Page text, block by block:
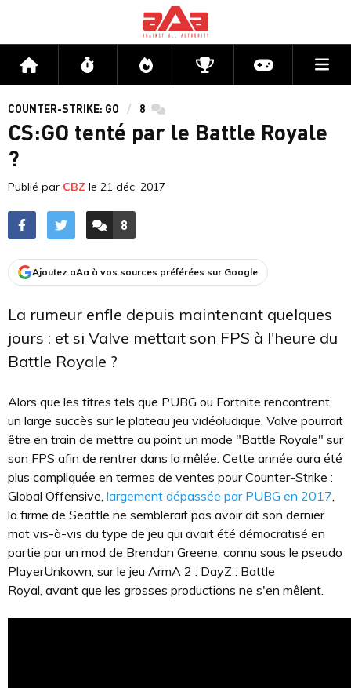
Accueil Flux Directs CompétitionsActu jeux
COUNTER-STRIKE: GO 8 commentaires
CS:GO tenté par le Battle Royale
?
Publié par CBZ le 21 déc. 2017
ACCÉDER AUX
8
COMMENTAIRES
Ajoutez aAa à vos sources préférées sur Google
La rumeur enfle depuis maintenant quelques
jours : et si Valve mettait son FPS à l'heure du
Battle Royale ?
Alors que les titres tels que PUBG ou Fortnite rencontrent
un large succès sur le plateau jeu vidéoludique, Valve pourrait
être en train de mettre au point un mode "Battle Royale" sur
son FPS afin de rentrer dans la mêlée. Cette année aura été
plus compliquée en termes de ventes pour Counter-Strike :
Global Offensive, largement dépassée par PUBG en 2017,
la firme de Seattle ne semblerait pas avoir dit son dernier
mot vis-à-vis du type de jeu qui avait été démocratisé en
partie par un mod de Brendan Greene, connu sous le pseudo
PlayerUnkown, sur le jeu ArmA 2 : DayZ : Battle
Royal, avant que les grosses productions ne s'en mêlent.